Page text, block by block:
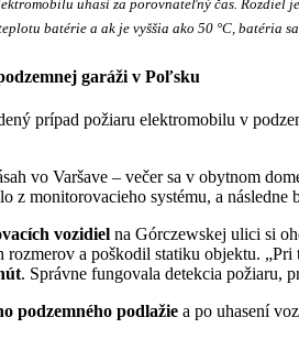
batérie a ak je vyššia ako 50 °C, batéria
garáži v Poľsku
prípad požiaru elektromobilu v
vo Varšave – večer sa v obytnom
z monitorovacieho systému, a
vozidiel na Górczewskej ulici si
rozmerov a poškodil statiku objektu.
. Správne fungovala detekcia požiaru,
podzemného podlažie a po uhasení